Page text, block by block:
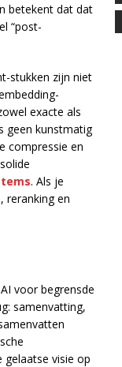
betekent dat dat
“post-
stukken zijn niet
exacte als
geen kunstmatig
compressie en
. Als je
reranking en
voor begrensde
samenvatting,
gelaatse visie op